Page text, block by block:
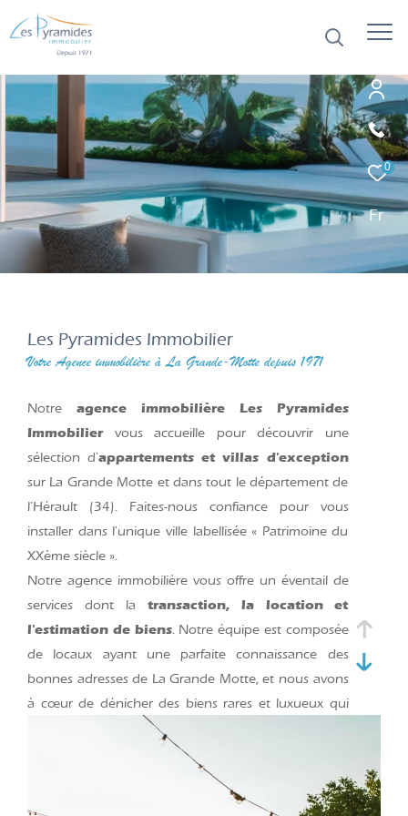
0
Fr
Les Pyramides Immobilier
Votre Agence immobilière à La Grande-Motte depuis 1971
Notre agence immobilière Les Pyramides
Immobiliervous accueille pour découvrir une
sélection d'appartements et villas d'exception
sur La Grande Motte et dans tout le département de
l'Hérault (34). Faites-nous confiance pour vous
installer dans l'unique ville labellisée « Patrimoine du
XXème siècle ».
Notre agence immobilière vous offre un éventail de
services dont la transaction, la location et
l'estimation de biens. Notre équipe est composée
de locaux ayant une parfaite connaissance des
bonnes adresses de La Grande Motte, et nous avons
à cœur de dénicher des biens rares et luxueux qui
répondent à toutes vos attentes.
Des biens immobiliers d'exception